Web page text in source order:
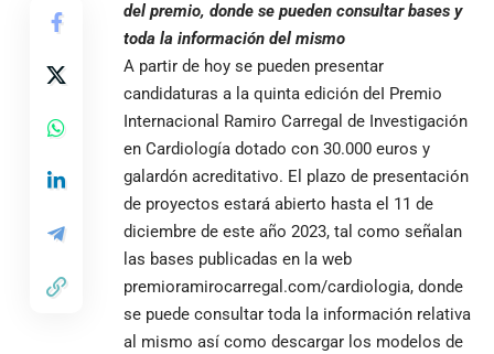
del premio, donde se pueden consultar bases y
toda la información del mismo
A partir de hoy se pueden presentar
candidaturas a la quinta edición deI Premio
Internacional Ramiro Carregal de Investigación
en Cardiología dotado con 30.000 euros y
galardón acreditativo. El plazo de presentación
de proyectos estará abierto hasta el 11 de
diciembre de este año 2023, tal como señalan
las bases publicadas en la web
premioramirocarregal.com/cardiologia, donde
se puede consultar toda la información relativa
al mismo así como descargar los modelos de